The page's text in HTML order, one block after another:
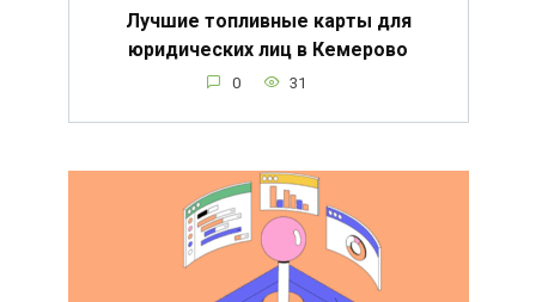
Лучшие топливные карты для
юридических лиц в Кемерово
0 31